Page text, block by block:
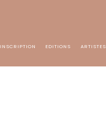
INSCRIPTION EDITIONS ARTISTES